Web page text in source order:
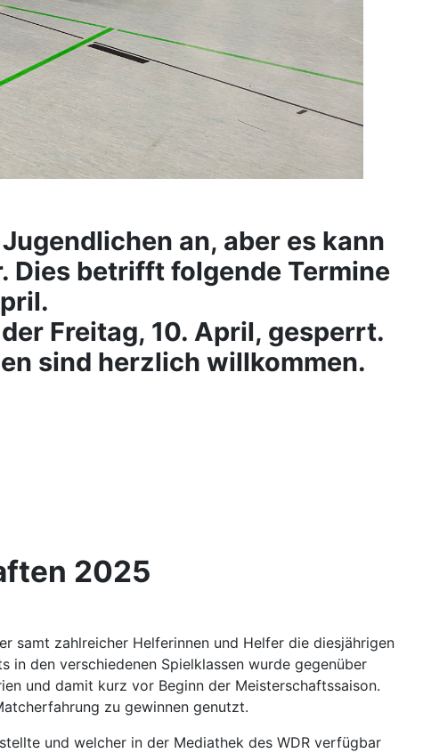
an, aber es kann
Dies betrifft folgende Termine
Freitag, 10. April, gesperrt.
sind herzlich willkommen.
2025
samt zahlreicher Helferinnen und Helfer die diesjährigen
den verschiedenen Spielklassen wurde gegenüber
und damit kurz vor Beginn der Meisterschaftssaison.
zu gewinnen genutzt.
und welcher in der Mediathek des WDR verfügbar